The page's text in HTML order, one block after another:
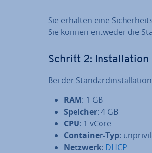
Sie erhalten eine
Sie können entweder die
Schritt 2: In­stal­la­ti­on
Bei der
RAM: 1 GB
Speicher: 4 GB
CPU: 1 vCore
Container-Typ:
Netzwerk: DHCP